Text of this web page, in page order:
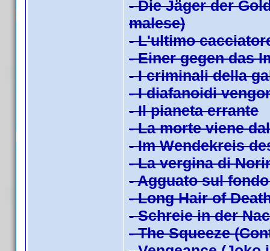
- Die Jäger der
malese)
- L'ultimo
- Einer gegen das
- I criminali della
- I diafanoidi
- Il pianeta errante
- La morte viene
- Im Wendekreis
- La vergina di
- Agguato sul
- Long Hair of
- Schreie in der
- The Squeeze